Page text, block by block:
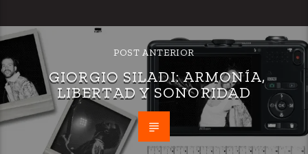
POST ANTERIOR
GIORGIO SILADI: ARMONÍA,
LIBERTAD Y SONORIDAD